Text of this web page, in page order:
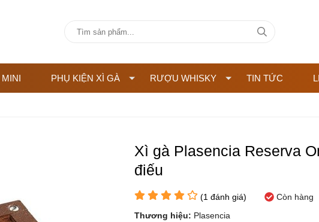
PHỤ KIỆN XÌ GÀ RƯỢU WHISKY TIN TỨC
Xì gà Plasencia Reserva
điếu
(1 đánh giá)
Còn hàng
Thương hiệu: Plasencia